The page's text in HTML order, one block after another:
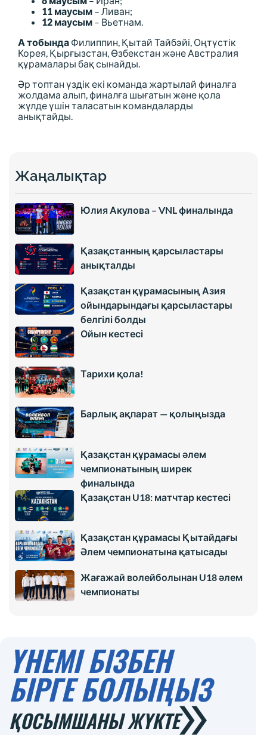
11 маусым – Ливан;
12 маусым – Вьетнам.
А тобында Филиппин, Қытай Тайбэйі, Оңтүстік
Корея, Қырғызстан, Өзбекстан және Австралия
құрамалары бақ сынайды.
Әр топтан үздік екі команда жартылай финалға
жолдама алып, финалға шығатын және қола
жүлде үшін таласатын командаларды
анықтайды.
Жаңалықтар
Юлия Акулова – VNL финалында
Қазақстанның қарсыластары
анықталды
Қазақстан құрамасының Азия
ойындарындағы қарсыластары
белгілі болды
Ойын кестесі
Тарихи қола!
Барлық ақпарат — қолыңызда
Қазақстан құрамасы әлем
чемпионатының ширек
финалында
Қазақстан U18: матчтар кестесі
Қазақстан құрамасы Қытайдағы
Әлем чемпионатына қатысады
Жағажай волейболынан U18 әлем
чемпионаты
ҮНЕМІ БІЗБЕН
БІРГЕ БОЛЫҢЫЗ
ҚОСЫМШАНЫ ЖҮКТЕ